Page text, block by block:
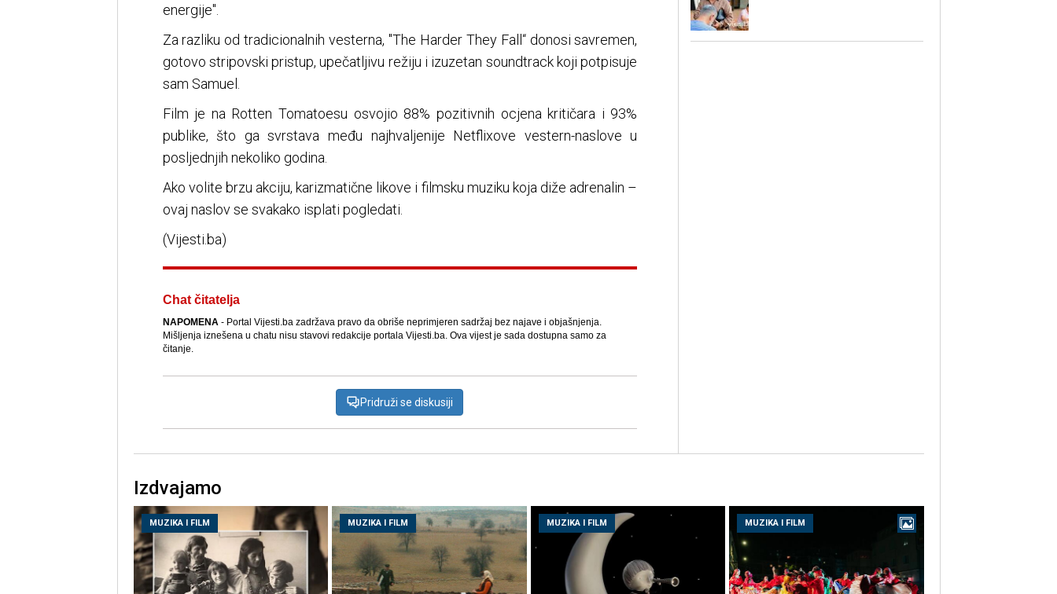
energije".
Za razliku od tradicionalnih vesterna, "The Harder They Fall“ donosi savremen,
gotovo stripovski pristup, upečatljivu režiju i izuzetan soundtrack koji potpisuje
sam Samuel.
Film je na Rotten Tomatoesu osvojio 88% pozitivnih ocjena kritičara i 93%
publike, što ga svrstava među najhvaljenije Netflixove vestern-naslove u
posljednjih nekoliko godina.
Ako volite brzu akciju, karizmatične likove i filmsku muziku koja diže adrenalin –
ovaj naslov se svakako isplati pogledati.
(Vijesti.ba)
Chat čitatelja
NAPOMENA- Portal Vijesti.ba zadržava pravo da obriše neprimjeren sadržaj bez najave i objašnjenja.
Mišljenja iznešena u chatu nisu stavovi redakcije portala Vijesti.ba. Ova vijest je sada dostupna samo za
čitanje.
Pridruži se diskusiji
Izdvajamo
MUZIKA I FILM MUZIKA I FILM MUZIKA I FILM MUZIKA I FILM